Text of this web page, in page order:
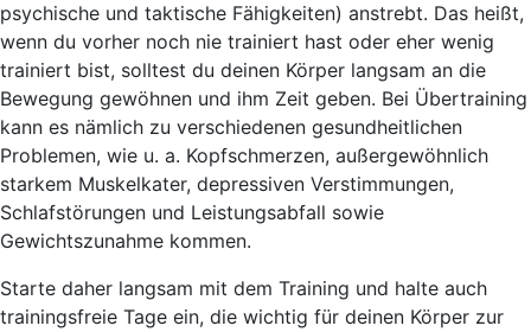
psychische und taktische Fähigkeiten) anstrebt. Das heißt,
wenn du vorher noch nie trainiert hast oder eher wenig
trainiert bist, solltest du deinen Körper langsam an die
Bewegung gewöhnen und ihm Zeit geben. Bei Übertraining
kann es nämlich zu verschiedenen gesundheitlichen
Problemen, wie u. a. Kopfschmerzen, außergewöhnlich
starkem Muskelkater, depressiven Verstimmungen,
Schlafstörungen und Leistungsabfall sowie
Gewichtszunahme kommen.
Starte daher langsam mit dem Training und halte auch
trainingsfreie Tage ein, die wichtig für deinen Körper zur